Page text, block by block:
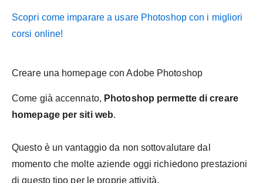
Scopri come imparare a usare Photoshop con i migliori
corsi online!
Creare una homepage con Adobe Photoshop
Come già accennato, Photoshop permette di creare
homepage per siti web.
Questo è un vantaggio da non sottovalutare dal
momento che molte aziende oggi richiedono prestazioni
di questo tipo per le proprie attività.